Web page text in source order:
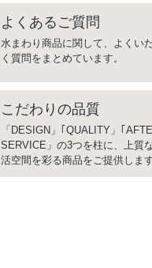
よくあるご質問
水まわり商品に関して、よくい
く質問をまとめています。
こだわりの品質
「DESIGN」｢QUALITY」｢
SERVICE」の3つを柱に、上質
活空間を彩る商品をご提供します